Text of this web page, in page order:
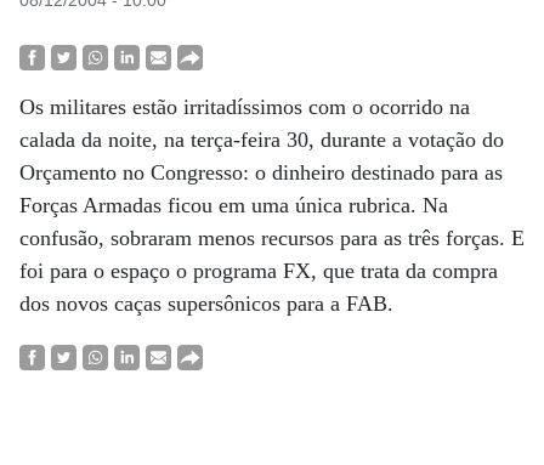
Os militares estão irritadíssimos com o ocorrido na
calada da noite, na terça-feira 30, durante a votação do
Orçamento no Congresso: o dinheiro destinado para as
Forças Armadas ficou em uma única rubrica. Na
confusão, sobraram menos recursos para as três forças. E
foi para o espaço o programa FX, que trata da compra
dos novos caças supersônicos para a FAB.